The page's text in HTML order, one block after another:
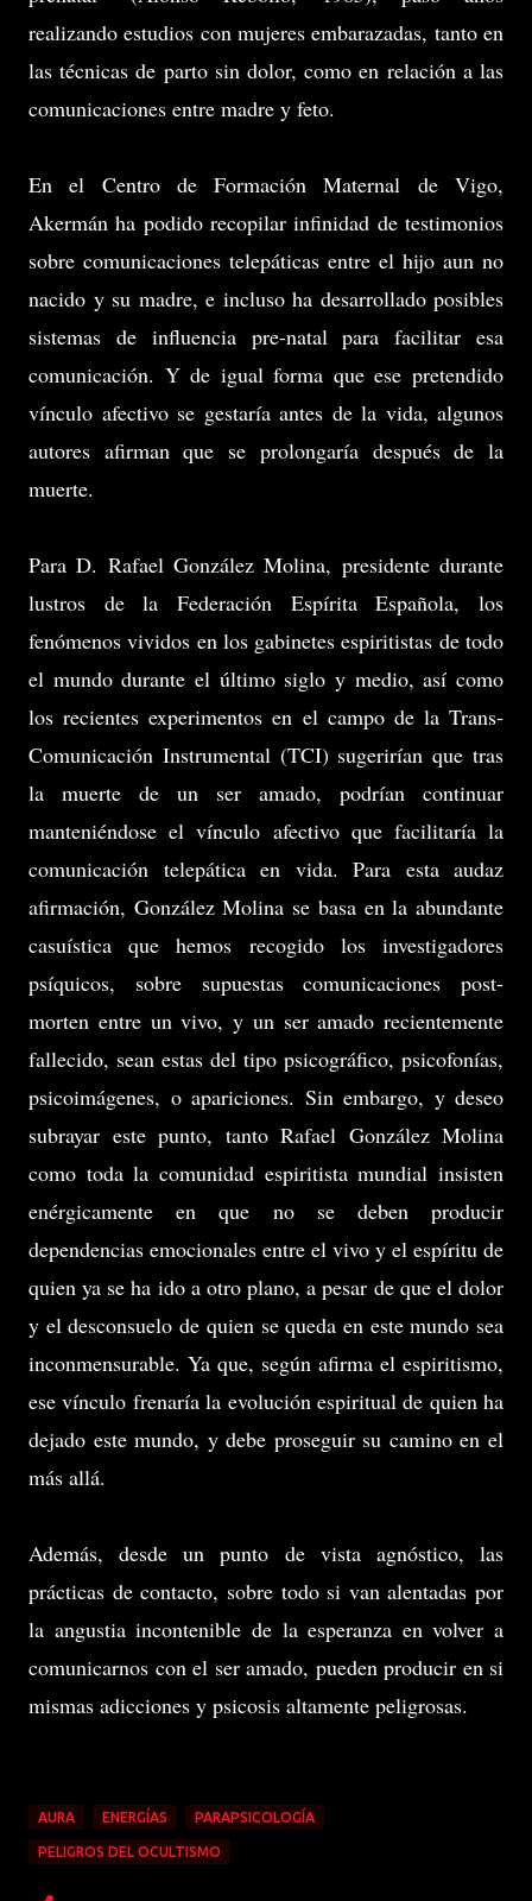
realizando estudios con mujeres embarazadas, tanto en
las técnicas de parto sin dolor, como en relación a las
comunicaciones entre madre y feto.
En el Centro de Formación Maternal de Vigo,
Akermán ha podido recopilar infinidad de testimonios
sobre comunicaciones telepáticas entre el hijo aun no
nacido y su madre, e incluso ha desarrollado posibles
sistemas de influencia pre-natal para facilitar esa
comunicación. Y de igual forma que ese pretendido
vínculo afectivo se gestaría antes de la vida, algunos
autores afirman que se prolongaría después de la
muerte.
Para D. Rafael González Molina, presidente durante
lustros de la Federación Espírita Española, los
fenómenos vividos en los gabinetes espiritistas de todo
el mundo durante el último siglo y medio, así como
los recientes experimentos en el campo de la Trans-
Comunicación Instrumental (TCI) sugerirían que tras
la muerte de un ser amado, podrían continuar
manteniéndose el vínculo afectivo que facilitaría la
comunicación telepática en vida. Para esta audaz
afirmación, González Molina se basa en la abundante
casuística que hemos recogido los investigadores
psíquicos, sobre supuestas comunicaciones post-
morten entre un vivo, y un ser amado recientemente
fallecido, sean estas del tipo psicográfico, psicofonías,
psicoimágenes, o apariciones. Sin embargo, y deseo
subrayar este punto, tanto Rafael González Molina
como toda la comunidad espiritista mundial insisten
enérgicamente en que no se deben producir
dependencias emocionales entre el vivo y el espíritu de
quien ya se ha ido a otro plano, a pesar de que el dolor
y el desconsuelo de quien se queda en este mundo sea
inconmensurable. Ya que, según afirma el espiritismo,
ese vínculo frenaría la evolución espiritual de quien ha
dejado este mundo, y debe proseguir su camino en el
más allá.
Además, desde un punto de vista agnóstico, las
prácticas de contacto, sobre todo si van alentadas por
la angustia incontenible de la esperanza en volver a
comunicarnos con el ser amado, pueden producir en si
mismas adicciones y psicosis altamente peligrosas.
AURA ENERGÍAS PARAPSICOLOGÍA
PELIGROS DEL OCULTISMO